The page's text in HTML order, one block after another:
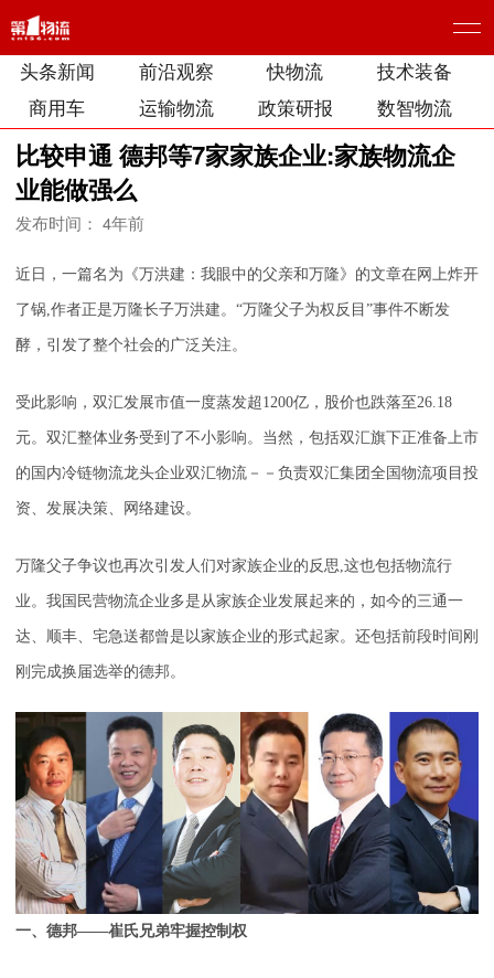
头条新闻 前沿观察 快物流
技术装备
商用车
运输物流 政策研报 数智物流
比较申通 德邦等7家家族企业:家族物流企
业能做强么
发布时间： 4年前
近日，一篇名为《万洪建：我眼中的父亲和万隆》的文章在网上炸开
了锅,作者正是万隆长子万洪建。“万隆父子为权反目”事件不断发
酵，引发了整个社会的广泛关注。
受此影响，双汇发展市值一度蒸发超1200亿，股价也跌落至26.18
元。双汇整体业务受到了不小影响。当然，包括双汇旗下正准备上市
的国内冷链物流龙头企业双汇物流－－负责双汇集团全国物流项目投
资、发展决策、网络建设。
万隆父子争议也再次引发人们对家族企业的反思,这也包括物流行
业。我国民营物流企业多是从家族企业发展起来的，如今的三通一
达、顺丰、宅急送都曾是以家族企业的形式起家。还包括前段时间刚
刚完成换届选举的德邦。
一、德邦——崔氏兄弟牢握控制权